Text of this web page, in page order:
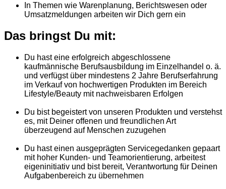
In Themen wie Warenplanung, Berichtswesen oder
Umsatzmeldungen arbeiten wir Dich gern ein
Das bringst Du mit:
Du hast eine erfolgreich abgeschlossene
kaufmännische Berufsausbildung im Einzelhandel o. ä.
und verfügst über mindestens 2 Jahre Berufserfahrung
im Verkauf von hochwertigen Produkten im Bereich
Lifestyle/Beauty mit nachweisbaren Erfolgen
Du bist begeistert von unseren Produkten und verstehst
es, mit Deiner offenen und freundlichen Art
überzeugend auf Menschen zuzugehen
Du hast einen ausgeprägten Servicegedanken gepaart
mit hoher Kunden- und Teamorientierung, arbeitest
eigeninitiativ und bist bereit, Verantwortung für Deinen
Aufgabenbereich zu übernehmen